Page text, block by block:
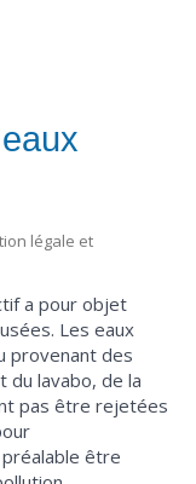
légale et
a pour objet
Les eaux
provenant des
du lavabo, de la
pas être rejetées
être